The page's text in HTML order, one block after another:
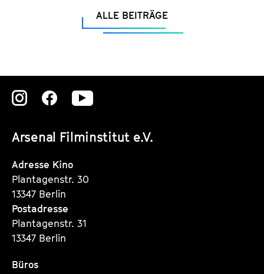
ALLE BEITRÄGE
Arsenal Filminstitut e.V.
Zu
Instagram
Seite
Zu
Instagram
Seite
Zu
Instagram
Adresse Kino
Plantagenstr. 30
13347 Berlin
Postadresse
Plantagenstr. 31
13347 Berlin
Büros